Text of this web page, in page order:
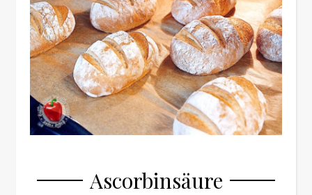
Ascorbinsäure